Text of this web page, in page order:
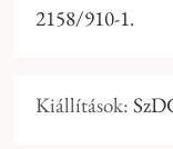
2158/910-1.
Kiállítások: